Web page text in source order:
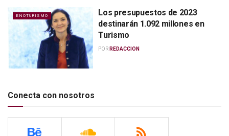
ENOTURISMO
Los presupuestos de 2023
destinarán 1.092 millones en
Turismo
POR REDACCION
Conecta con nosotros